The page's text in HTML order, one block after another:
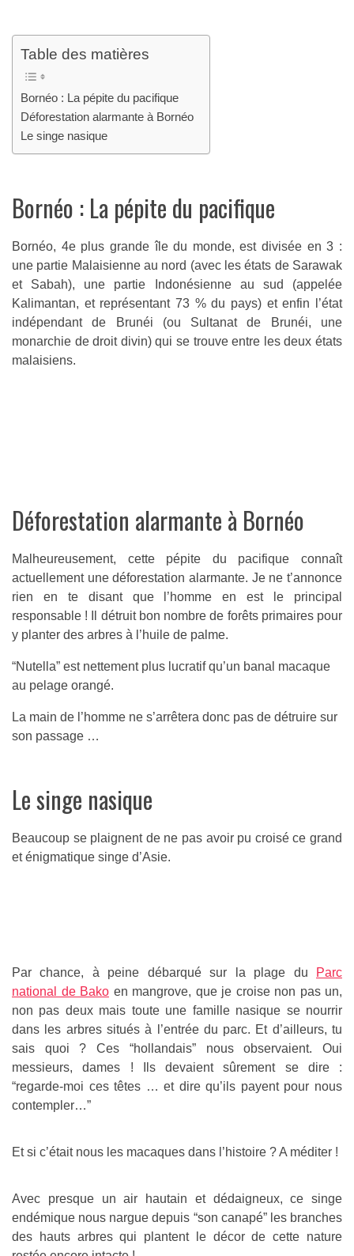
Table des matières
Bornéo : La pépite du pacifique
Déforestation alarmante à Bornéo
Le singe nasique
Bornéo : La pépite du pacifique
Bornéo, 4e plus grande île du monde, est divisée en 3 :
une partie Malaisienne au nord (avec les états de Sarawak
et Sabah), une partie Indonésienne au sud (appelée
Kalimantan, et représentant 73 % du pays) et enfin l’état
indépendant de Brunéi (ou Sultanat de Brunéi, une
monarchie de droit divin) qui se trouve entre les deux états
malaisiens.
Déforestation alarmante à Bornéo
Malheureusement, cette pépite du pacifique connaît
actuellement une déforestation alarmante. Je ne t’annonce
rien en te disant que l’homme en est le principal
responsable ! Il détruit bon nombre de forêts primaires pour
y planter des arbres à l’huile de palme.
“Nutella” est nettement plus lucratif qu’un banal macaque
au pelage orangé.
La main de l’homme ne s’arrêtera donc pas de détruire sur
son passage …
Le singe nasique
Beaucoup se plaignent de ne pas avoir pu croisé ce grand
et énigmatique singe d’Asie.
Par chance, à peine débarqué sur la plage du
Parc
national de Bako en mangrove, que je croise non pas un,
non pas deux mais toute une famille nasique se nourrir
dans les arbres situés à l’entrée du parc. Et d’ailleurs, tu
sais quoi ? Ces “hollandais” nous observaient. Oui
messieurs, dames ! Ils devaient sûrement se dire :
“regarde-moi ces têtes … et dire qu’ils payent pour nous
contempler…”
Et si c’était nous les macaques dans l’histoire ? A méditer !
Avec presque un air hautain et dédaigneux, ce singe
endémique nous nargue depuis “son canapé” les branches
des hauts arbres qui plantent le décor de cette nature